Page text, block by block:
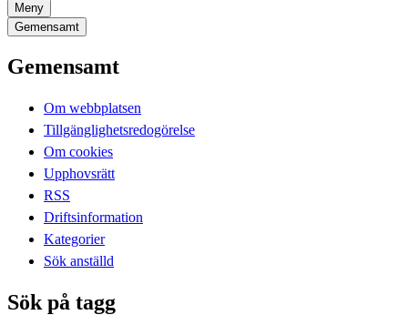
Meny
Gemensamt
Gemensamt
Om webbplatsen
Tillgänglighetsredogörelse
Om cookies
Upphovsrätt
RSS
Driftsinformation
Kategorier
Sök anställd
Sök på tagg